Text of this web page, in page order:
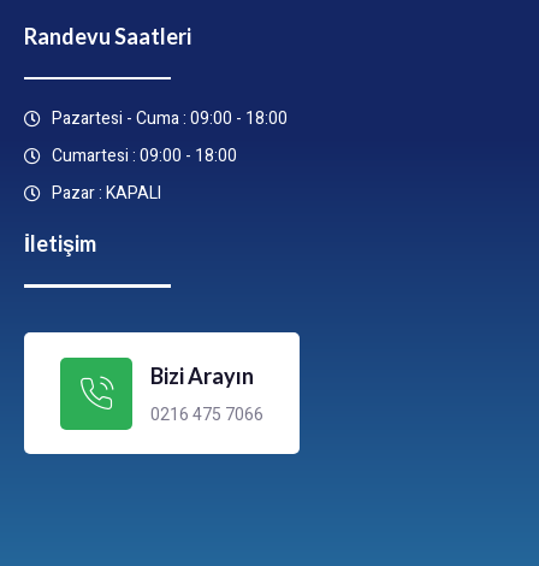
Randevu Saatleri
Pazartesi - Cuma : 09:00 - 18:00
Cumartesi : 09:00 - 18:00
Pazar : KAPALI
İletişim
Bizi Arayın
0216 475 7066